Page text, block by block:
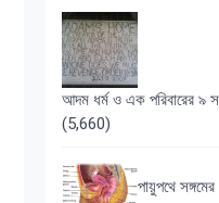
আদম ধর্ম ও এক পরিবারের ৯
(5,660)
পায়ুপথে